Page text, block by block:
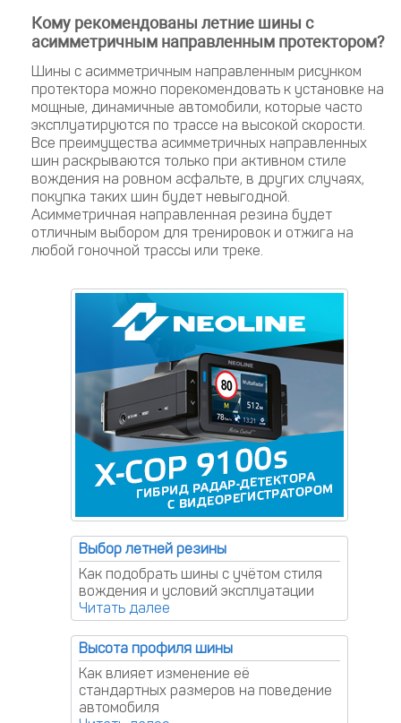
Кому рекомендованы летние шины с
асимметричным направленным протектором?
Шины с асимметричным направленным рисунком
протектора можно порекомендовать к установке на
мощные, динамичные автомобили, которые часто
эксплуатируются по трассе на высокой скорости.
Все преимущества асимметричных направленных
шин раскрываются только при активном стиле
вождения на ровном асфальте, в других случаях,
покупка таких шин будет невыгодной.
Асимметричная направленная резина будет
отличным выбором для тренировок и отжига на
любой гоночной трассы или треке.
Выбор летней резины
Как подобрать шины с учётом стиля
вождения и условий эксплуатации
Высота профиля шины
Как влияет изменение её
стандартных размеров на поведение
автомобиля